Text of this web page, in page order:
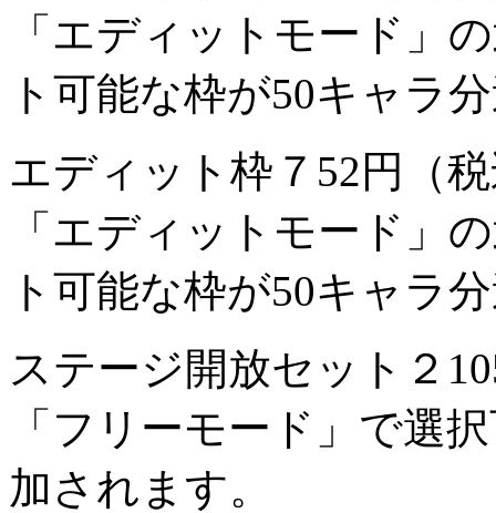
「エディットモード」
ト可能な枠が50キャラ
エディット枠７ 52円（
「エディットモード」
ト可能な枠が50キャラ
ステージ開放セット２
「フリーモード」で選
加されます。